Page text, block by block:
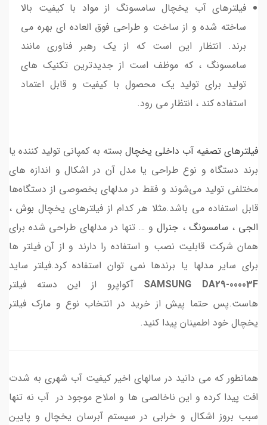
فیلترهای آب یخچال سامسونگ از مواد با کیفیت بالا
ساخته شده و از ساخت و طراحی فوق العاده ای بهره می
برند. انتظار این است که از یک رهبر فناوری مانند
سامسونگ ، که موظف است از جدیدترین تکنیک های
تولید برای تولید یک محصول با کیفیت و قابل اعتماد
استفاده کند ، انتظار می رود.
فیلترهای تصفیه آب داخلی یخچال بسته به کمپانی تولید کننده یا
برند دستگاه و نوع طراحی یا مدل آن در اشکال و اندازه های
مختلفی تولید می‌شوند و فقط در مدلهای بخصوصی از دستگاه‌ها
قابل استفاده می باشد.مثلا هر کدام از فیلترهای یخچال بوش ،
الجی ، سامسونگ ، جنرالو … تنها در مدلهای طراحی شده برای
همان شرکت قابلیت نصب و استفاده را دارند و از آن فیلتر ها
برای سایر مدلها یا برندها نمی توان استفاده کرد.فیلتر ساید
SAMSUNG DA29-00003F
آکواپرو از این دسته فیلتر
هاست.پس حتما پیش از خرید در انتخاب نوع و مارک فیلتر
یخچال خود اطمینان پیدا کنید.
همانطور که می دانید در سالهای اخیر کیفیت آب شهری به شدت
افت پیدا کرده و این ناخالصی ها و املاح موجود در آب نه تنها
سبب بروز اشکال و خرابی در سیستم‌ آبرسان یخچال و پایین